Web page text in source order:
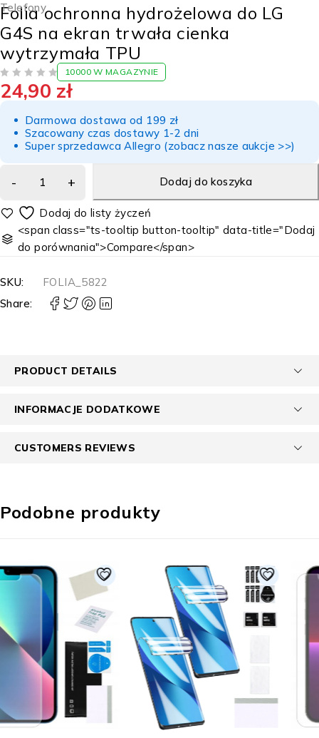
Telefony
Folia ochronna hydrożelowa do LG
G4S na ekran trwała cienka
wytrzymała TPU
10000 W MAGAZYNIE
24,90 zł
Darmowa dostawa od 199 zł
Szacowany czas dostawy 1-2 dni
Super sprzedawca Allegro (zobacz nasze aukcje >>)
Dodaj do koszyka
<span class="ts-tooltip button-tooltip" data-title="Dodaj
do porównania">Compare</span>
SKU:
FOLIA_5822
Share:
PRODUCT DETAILS
INFORMACJE DODATKOWE
CUSTOMERS REVIEWS
Podobne produkty